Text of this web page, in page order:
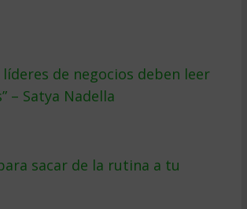
líderes de negocios deben leer
– Satya Nadella
sacar de la rutina a tu